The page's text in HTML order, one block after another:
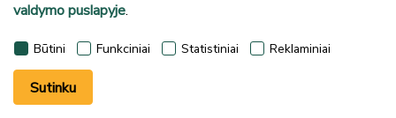
©2024 Klaipėdos rajono savivaldybės J.
Lankučio viešoji biblioteka
valdymo puslapyje.
Būtini Funkciniai Statistiniai Reklaminiai
Sutinku